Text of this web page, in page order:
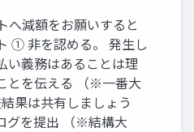
へ減額をお願いすると
① 非を認める。 発生し
い義務はあることは理
とを伝える （※一番大
果は共有しましょう
グを提出 （※結構大